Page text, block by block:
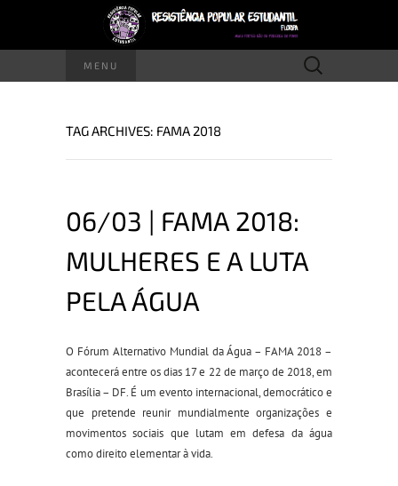
MENU
Pesquisar
por:
TAG ARCHIVES: FAMA 2018
06/03 | FAMA 2018:
MULHERES E A LUTA
PELA ÁGUA
O Fórum Alternativo Mundial da Água – FAMA 2018 –
acontecerá entre os dias 17 e 22 de março de 2018, em
Brasília – DF. É um evento internacional, democrático e
que pretende reunir mundialmente organizações e
movimentos sociais que lutam em defesa da água
como direito elementar à vida.